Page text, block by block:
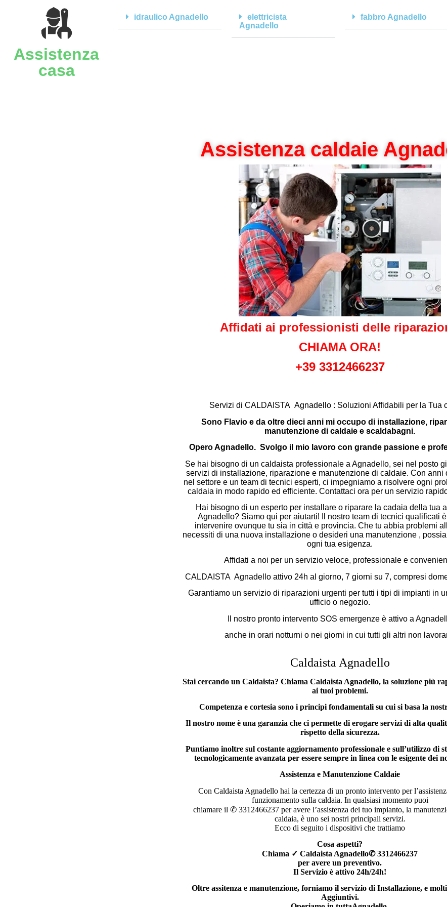
Assistenza
casa
idraulico Agnadello
elettricista
Agnadello
fabbro Agnadello
Assistenza caldaie
Affidati ai professionisti delle
CHIAMA ORA!
+39 3312466237
Servizi di CALDAISTA Agnadello : Soluzioni Affidabili per la Tua
Sono Flavio e da oltre dieci anni mi occupo di installazione,
manutenzione di caldaie e scaldabagni.
Opero Agnadello. Svolgo il mio lavoro con grande passione e
Se hai bisogno di un caldaista professionale a Agnadello, sei nel posto
servizi di installazione, riparazione e manutenzione di caldaie. Con anni
nel settore e un team di tecnici esperti, ci impegniamo a risolvere ogni
caldaia in modo rapido ed efficiente. Contattaci ora per un servizio
Hai bisogno di un esperto per installare o riparare la cadaia della tua
Agnadello? Siamo qui per aiutarti! Il nostro team di tecnici qualificati
intervenire ovunque tu sia in città e provincia. Che tu abbia problemi
necessiti di una nuova installazione o desideri una manutenzione ,
ogni tua esigenza.
Affidati a noi per un servizio veloce, professionale e
CALDAISTA Agnadello attivo 24h al giorno, 7 giorni su 7, compresi
Garantiamo un servizio di riparazioni urgenti per tutti i tipi di impianti in
ufficio o negozio.
Il nostro pronto intervento SOS emergenze è attivo a
anche in orari notturni o nei giorni in cui tutti gli altri non
Caldaista Agnadello
Stai cercando un Caldaista? Chiama Caldaista Agnadello, la soluzione più
ai tuoi problemi.
Competenza e cortesia sono i principi fondamentali su cui si basa la
Il nostro nome è una garanzia che ci permette di erogare servizi di alta
rispetto della sicurezza.
Puntiamo inoltre sul costante aggiornamento professionale e sull’utilizzo di
tecnologicamente avanzata per essere sempre in linea con le esigente dei
Assistenza e Manutenzione Caldaie
Con Caldaista Agnadello hai la certezza di un pronto intervento per
funzionamento sulla caldaia. In qualsiasi momento puoi
chiamare il ✆3312466237per avere l’assistenza dei tuo impianto, la
caldaia, è uno sei nostri principali servizi.
Ecco di seguito i dispositivi che trattiamo
Cosa aspetti?
Chiama ✓ Caldaista Agnadello✆3312466237
per avere un preventivo.
Il Servizio è attivo 24h/24h!
Oltre assitenza e manutenzione, forniamo il servizio di Installazione, e
Aggiuntivi.